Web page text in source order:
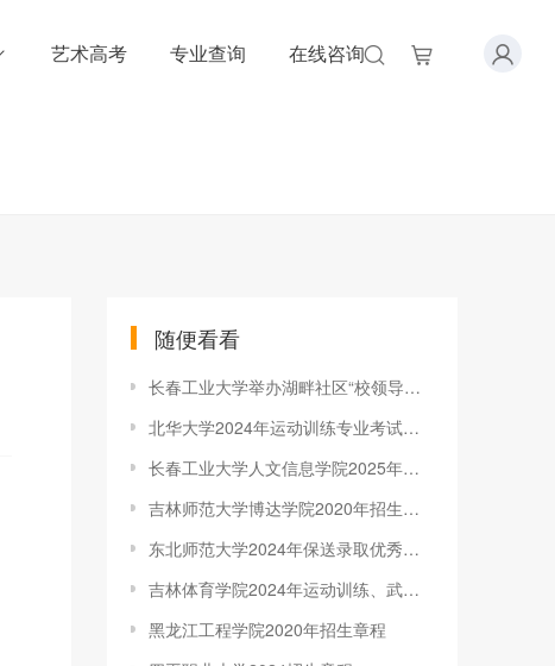
艺术高考 专业查询 在线咨询
随便看看
长春工业大学举办湖畔社区“校领导与学生面对面”座谈会
北华大学2024年运动训练专业考试安排
长春工业大学人文信息学院2025年招生章程
吉林师范大学博达学院2020年招生章程
东北师范大学2024年保送录取优秀运动员招生简章
吉林体育学院2024年运动训练、武术与民族传统体育专业招生简章
黑龙江工程学院2020年招生章程